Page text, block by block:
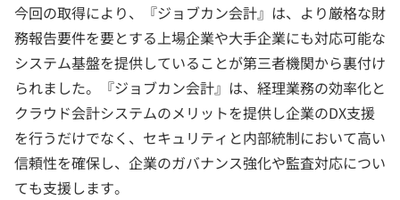
今回の取得により、『ジョブカン会計』は、より厳格な財
務報告要件を要とする上場企業や大手企業にも対応可能な
システム基盤を提供していることが第三者機関から裏付け
られました。『ジョブカン会計』は、経理業務の効率化と
クラウド会計システムのメリットを提供し企業のDX支援
を行うだけでなく、セキュリティと内部統制において高い
信頼性を確保し、企業のガバナンス強化や監査対応につい
ても支援します。